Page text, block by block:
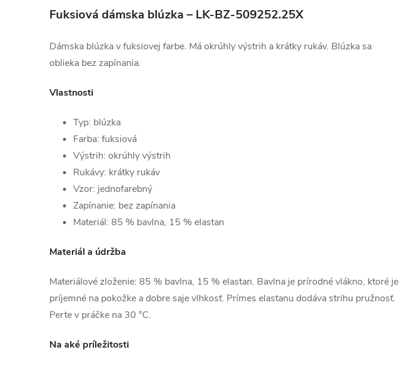
Fuksiová dámska blúzka – LK-BZ-509252.25X
Dámska blúzka v fuksiovej farbe. Má okrúhly výstrih a krátky rukáv. Blúzka sa
oblieka bez zapínania.
Vlastnosti
Typ: blúzka
Farba: fuksiová
Výstrih: okrúhly výstrih
Rukávy: krátky rukáv
Vzor: jednofarebný
Zapínanie: bez zapínania
Materiál: 85 % bavlna, 15 % elastan
Materiál a údržba
Materiálové zloženie: 85 % bavlna, 15 % elastan. Bavlna je prírodné vlákno, ktoré je
príjemné na pokožke a dobre saje vlhkosť. Prímes elastanu dodáva strihu pružnosť.
Perte v práčke na 30 °C.
Na aké príležitosti